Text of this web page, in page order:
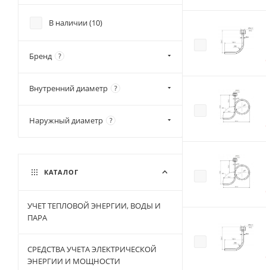
В наличии (10)
Бренд ?
Внутренний диаметр ?
Наружный диаметр ?
КАТАЛОГ
УЧЕТ ТЕПЛОВОЙ ЭНЕРГИИ, ВОДЫ И
ПАРА
СРЕДСТВА УЧЕТА ЭЛЕКТРИЧЕСКОЙ
ЭНЕРГИИ И МОЩНОСТИ